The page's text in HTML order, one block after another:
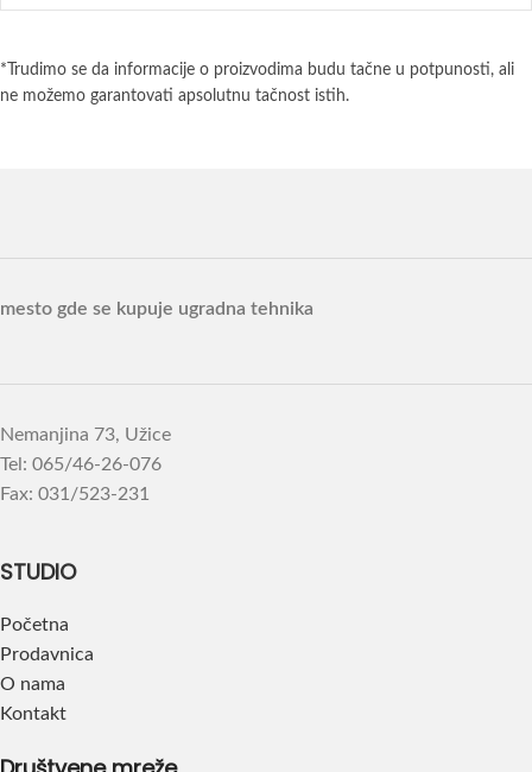
*Trudimo se da informacije o proizvodima budu tačne u potpunosti, ali
ne možemo garantovati apsolutnu tačnost istih.
mesto gde se kupuje ugradna tehnika
Nemanjina 73, Užice
Tel: 065/46-26-076
Fax: 031/523-231
STUDIO
Početna
Prodavnica
O nama
Kontakt